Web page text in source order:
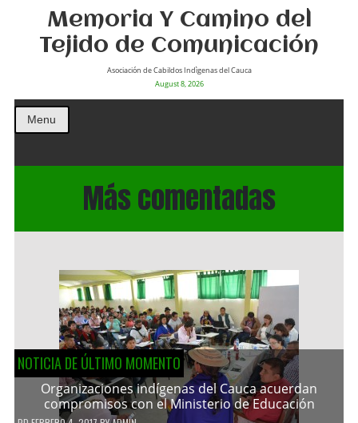
Memoria Y Camino del
Tejido de Comunicación
Asociación de Cabildos Indìgenas del Cauca
August 8, 2026
Menu
Más comentadas
NOTICIA DE ÚLTIMO MOMENTO
Organizaciones indígenas del Cauca acuerdan
compromisos con el Ministerio de Educación